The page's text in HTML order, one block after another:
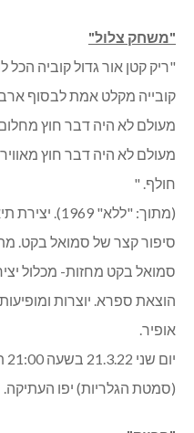
"משחק צלול"
"ריק קטן אור גדול קוביה הכל
קובייה מקלט אמת לבסוף
מעולם לא היה דבר חוץ
מעולם לא היה דבר חוץ מאוויר
חולף. "
(מתוך: "ללא"
סיפור קצר של סמואל בקט.
סמואל בקט מחזות- מכלול
הוצאת ספרא. יוצרות
אופיר.
(סמטת הגלריות) יפו העתיקה.